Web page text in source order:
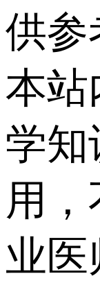
供参
本站
学知
用
业医